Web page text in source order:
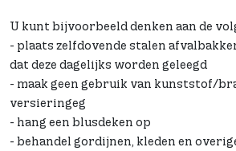
U kunt bijvoorbeeld denken aan de
- plaats zelfdovende stalen
dat deze dagelijks worden geleegd
- maak geen gebruik van kunststof/
versieringeg
- hang een blusdeken op
- behandel gordijnen, kleden en